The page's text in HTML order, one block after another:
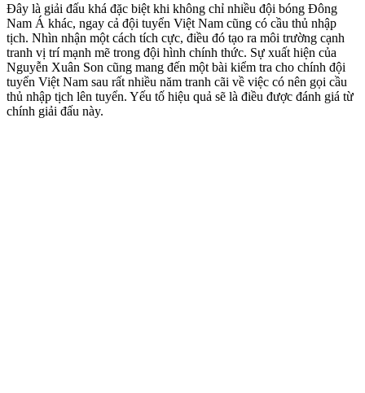
Đây là giải đấu khá đặc biệt khi không chỉ nhiều đội bóng Đông
Nam Á khác, ngay cả đội tuyển Việt Nam cũng có cầu thủ nhập
tịch. Nhìn nhận một cách tích cực, điều đó tạo ra môi trường cạnh
tranh vị trí mạnh mẽ trong đội hình chính thức. Sự xuất hiện của
Nguyễn Xuân Son cũng mang đến một bài kiểm tra cho chính đội
tuyển Việt Nam sau rất nhiều năm tranh cãi về việc có nên gọi cầu
thủ nhập tịch lên tuyển. Yếu tố hiệu quả sẽ là điều được đánh giá từ
chính giải đấu này.